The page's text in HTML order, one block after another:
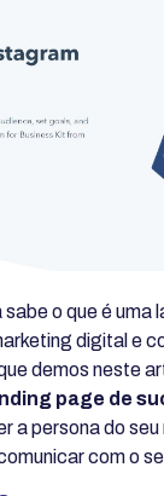
o que é uma
digital e
demos neste
page de
a persona do
com o